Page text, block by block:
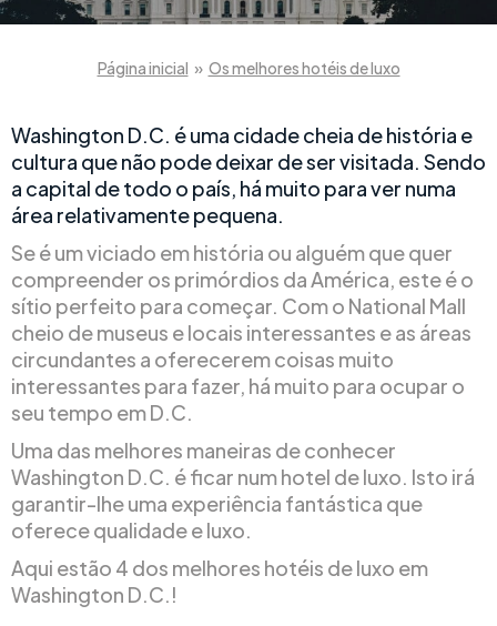
Página inicial » Os melhores hotéis de luxo
Washington D.C. é uma cidade cheia de história e
cultura que não pode deixar de ser visitada. Sendo
a capital de todo o país, há muito para ver numa
área relativamente pequena.
Se é um viciado em história ou alguém que quer
compreender os primórdios da América, este é o
sítio perfeito para começar. Com o National Mall
cheio de museus e locais interessantes e as áreas
circundantes a oferecerem coisas muito
interessantes para fazer, há muito para ocupar o
seu tempo em D.C.
Uma das melhores maneiras de conhecer
Washington D.C. é ficar num hotel de luxo. Isto irá
garantir-lhe uma experiência fantástica que
oferece qualidade e luxo.
Aqui estão 4 dos melhores hotéis de luxo em
Washington D.C.!